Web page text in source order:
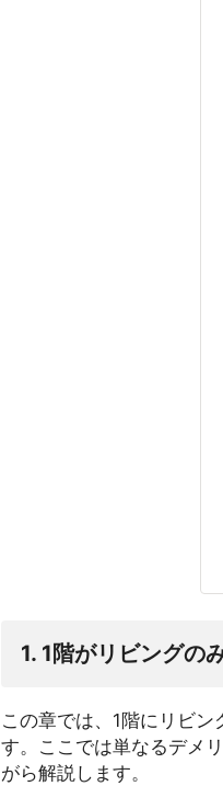
1. 1階がリビングの
この章では、1階にリビ
す。ここでは単なるデメ
がら解説します。